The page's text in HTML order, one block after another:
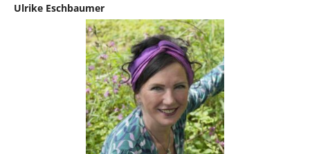
Ulrike Eschbaumer